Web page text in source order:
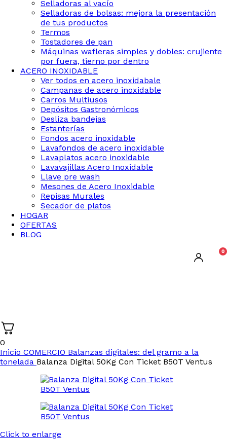
Selladoras al vacío
Selladoras de bolsas: mejora la presentación
de tus productos
Termos
Tostadores de pan
Máquinas wafleras simples y dobles: crujiente
por fuera, tierno por dentro
ACERO INOXIDABLE
Ver todos en acero inoxidabale
Campanas de acero inoxidable
Carros Multiusos
Depósitos Gastronómicos
Desliza bandejas
Estanterías
Fondos acero inoxidable
Lavafondos de acero inoxidable
Lavaplatos acero inoxidable
Lavavajillas Acero Inoxidable
Llave pre wash
Mesones de Acero Inoxidable
Repisas Murales
Secador de platos
HOGAR
OFERTAS
BLOG
0
0
Inicio COMERCIO Balanzas digitales: del gramo a la
tonelada Balanza Digital 50Kg Con Ticket B50T Ventus
Click to enlarge